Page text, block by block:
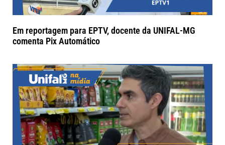
Em reportagem para EPTV, docente da UNIFAL-MG
comenta Pix Automático